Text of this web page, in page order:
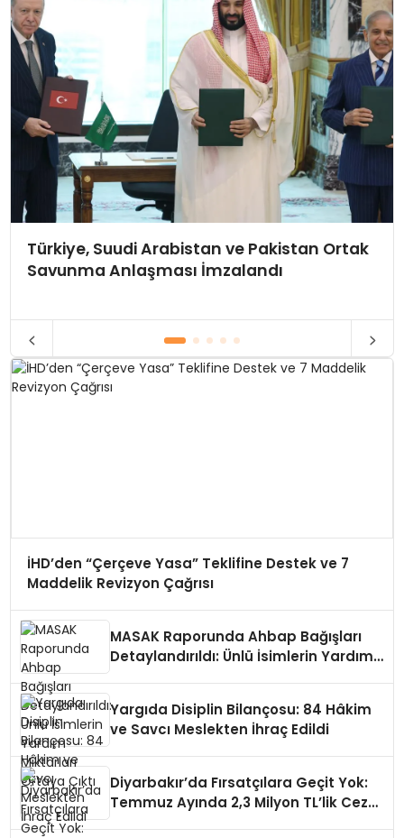
Türkiye, Suudi Arabistan ve Pakistan Ortak
Savunma Anlaşması İmzalandı
İHD’den “Çerçeve Yasa” Teklifine Destek ve 7
Maddelik Revizyon Çağrısı
MASAK Raporunda Ahbap Bağışları
Detaylandırıldı: Ünlü İsimlerin Yardım
Yargıda Disiplin Bilançosu: 84 Hâkim
ve Savcı Meslekten İhraç Edildi
Diyarbakır’da Fırsatçılara Geçit Yok:
Temmuz Ayında 2,3 Milyon TL’lik Ceza